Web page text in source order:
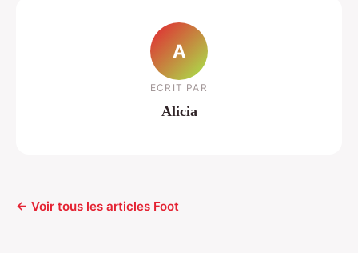
A
ECRIT PAR
Alicia
← Voir tous les articles Foot